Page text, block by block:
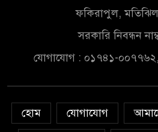
মাদক
অনলাইন
ফকিরাপুল,
সরকারি নিবন্ধন
যোগাযোগ : ০১৭৪১-
হোম যোগাযোগ